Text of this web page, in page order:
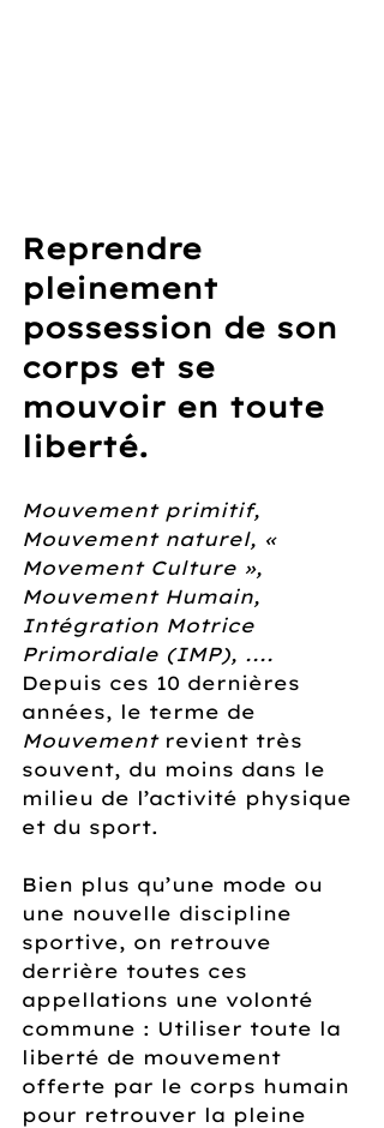
Reprendre
pleinement
possession de son
corps et se
mouvoir en toute
liberté.
Mouvement primitif,
Mouvement naturel, «
Movement Culture »,
Mouvement Humain,
Intégration Motrice
Primordiale (IMP), ....
Depuis ces 10 dernières
années, le terme de
Mouvement revient très
souvent, du moins dans le
milieu de l’activité physique
et du sport.
Bien plus qu’une mode ou
une nouvelle discipline
sportive, on retrouve
derrière toutes ces
appellations une volonté
commune : Utiliser toute la
liberté de mouvement
offerte par le corps humain
pour retrouver la pleine